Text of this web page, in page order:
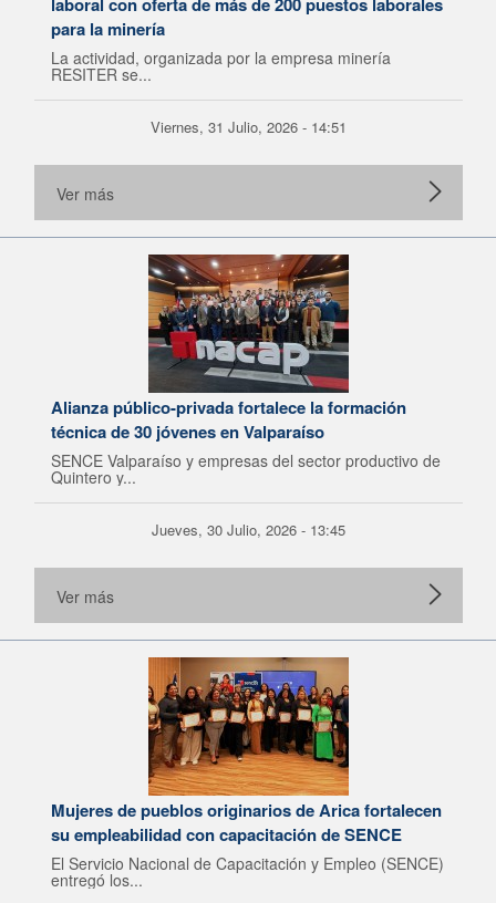
para la minería
La actividad, organizada por la empresa minería
RESITER se...
Viernes, 31 Julio, 2026 - 14:51
Ver más
Alianza público-privada fortalece la formación
técnica de 30 jóvenes en Valparaíso
SENCE Valparaíso y empresas del sector productivo de
Quintero y...
Jueves, 30 Julio, 2026 - 13:45
Ver más
Mujeres de pueblos originarios de Arica fortalecen
su empleabilidad con capacitación de SENCE
El Servicio Nacional de Capacitación y Empleo (SENCE)
entregó los...